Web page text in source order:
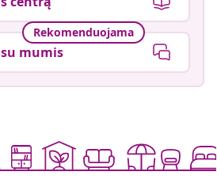
Rekomenduojama
mumis